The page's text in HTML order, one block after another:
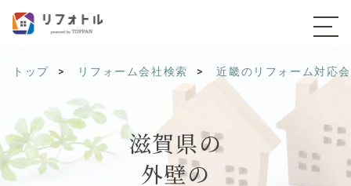
トップ リフォーム会社検索 近畿のリフォーム対応
滋賀県の
外壁の